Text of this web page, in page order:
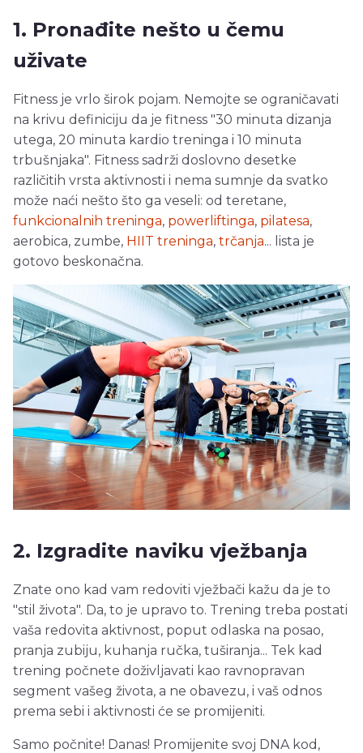
1. Pronađite nešto u čemu
uživate
Fitness je vrlo širok pojam. Nemojte se ograničavati
na krivu definiciju da je fitness "30 minuta dizanja
utega, 20 minuta kardio treninga i 10 minuta
trbušnjaka". Fitness sadrži doslovno desetke
različitih vrsta aktivnosti i nema sumnje da svatko
može naći nešto što ga veseli: od teretane,
funkcionalnih treninga, powerliftinga, pilatesa,
aerobica, zumbe, HIIT treninga, trčanja... lista je
gotovo beskonačna.
2. Izgradite naviku vježbanja
Znate ono kad vam redoviti vježbači kažu da je to
"stil života". Da, to je upravo to. Trening treba postati
vaša redovita aktivnost, poput odlaska na posao,
pranja zubiju, kuhanja ručka, tuširanja... Tek kad
trening počnete doživljavati kao ravnopravan
segment vašeg života, a ne obavezu, i vaš odnos
prema sebi i aktivnosti će se promijeniti.
Samo počnite! Danas! Promijenite svoj DNA kod,